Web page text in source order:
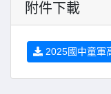
附件下載
2025國中童軍